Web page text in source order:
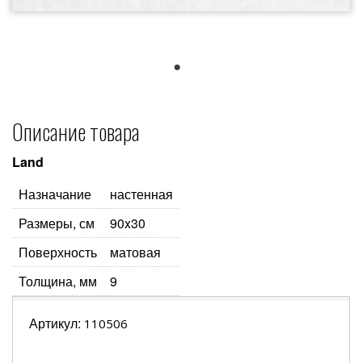
Описание товара
Land
Назначание
настенная
Размеры, см
90x30
Поверхность
матовая
Толщина, мм
9
Артикул: 110506